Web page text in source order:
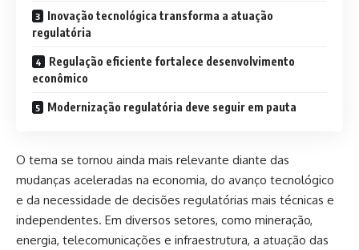
Inovação tecnológica transforma a atuação
regulatória
Regulação eficiente fortalece desenvolvimento
econômico
Modernização regulatória deve seguir em pauta
O tema se tornou ainda mais relevante diante das
mudanças aceleradas na economia, do avanço tecnológico
e da necessidade de decisões regulatórias mais técnicas e
independentes. Em diversos setores, como mineração,
energia, telecomunicações e infraestrutura, a atuação das